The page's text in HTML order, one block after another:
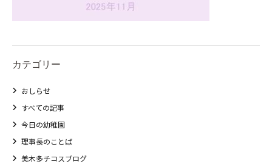
カテゴリー
おしらせ
すべての記事
今日の幼稚園
理事長のことば
美木多チコスブログ